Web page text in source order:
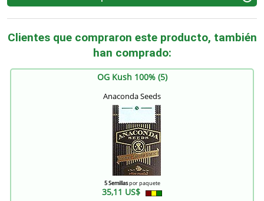
Clientes que compraron este producto, también
han comprado:
OG Kush 100% (5)
Anaconda Seeds
5 Semillaspor paquete
35,11 US$